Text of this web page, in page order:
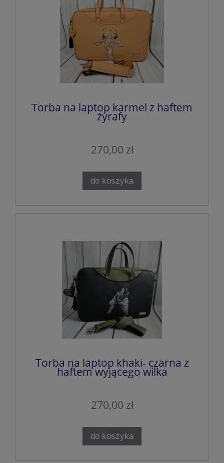
Torba na laptop karmel z haftem
żyrafy
270,00 zł
do koszyka
Torba na laptop khaki- czarna z
haftem wyjącego wilka
270,00 zł
do koszyka